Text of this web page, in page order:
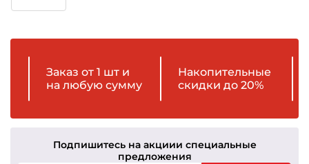
Заказ от 1 шт и
на любую сумму
Накопительные
скидки до 20%
Подпишитесь на акциии специальные
предложения